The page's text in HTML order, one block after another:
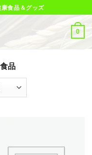
食品＆グッズ
0
品